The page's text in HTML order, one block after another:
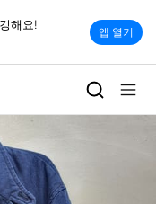
해요!
앱 열기